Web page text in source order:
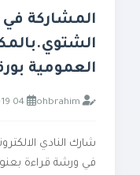
المشاركة في
العمومية
ohbrahim
في ورشة قراءة